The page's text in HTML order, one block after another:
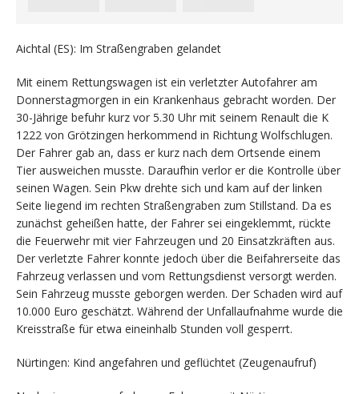
Aichtal (ES): Im Straßengraben gelandet
Mit einem Rettungswagen ist ein verletzter Autofahrer am
Donnerstagmorgen in ein Krankenhaus gebracht worden. Der
30-Jährige befuhr kurz vor 5.30 Uhr mit seinem Renault die K
1222 von Grötzingen herkommend in Richtung Wolfschlugen.
Der Fahrer gab an, dass er kurz nach dem Ortsende einem
Tier ausweichen musste. Daraufhin verlor er die Kontrolle über
seinen Wagen. Sein Pkw drehte sich und kam auf der linken
Seite liegend im rechten Straßengraben zum Stillstand. Da es
zunächst geheißen hatte, der Fahrer sei eingeklemmt, rückte
die Feuerwehr mit vier Fahrzeugen und 20 Einsatzkräften aus.
Der verletzte Fahrer konnte jedoch über die Beifahrerseite das
Fahrzeug verlassen und vom Rettungsdienst versorgt werden.
Sein Fahrzeug musste geborgen werden. Der Schaden wird auf
10.000 Euro geschätzt. Während der Unfallaufnahme wurde die
Kreisstraße für etwa eineinhalb Stunden voll gesperrt.
Nürtingen: Kind angefahren und geflüchtet (Zeugenaufruf)